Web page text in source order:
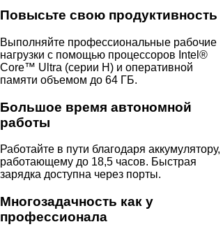
Повысьте свою продуктивность
Выполняйте профессиональные рабочие
нагрузки с помощью процессоров Intel®
Core™ Ultra (серии H) и оперативной
памяти объемом до 64 ГБ.
Большое время автономной
работы
Работайте в пути благодаря аккумулятору,
работающему до 18,5 часов. Быстрая
зарядка доступна через порты.
Многозадачность как у
профессионала